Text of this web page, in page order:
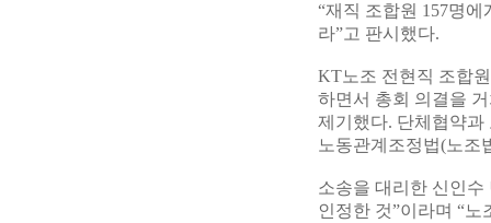
“재직 조합원 157명
라”고 판시했다.
KT노조 전현직 조합
하면서 총회 의결을
제기했다. 단체협약과
노동관계조정법(노조
소송을 대리한 신인
인정한 것”이라며 “